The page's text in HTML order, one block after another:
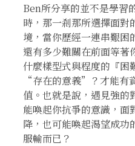
Ben所分享的並不是學習
時，那一剎那所選擇面對
境，當你歷經一連串艱困
還有多少難關在前面等著
什麼樣型式與程度的『困
“存在的意義”？才能有
值。也就是說，遇見強的
能喚起你抗爭的意識，面
降，也可能喚起渴望成功
服輸而已？